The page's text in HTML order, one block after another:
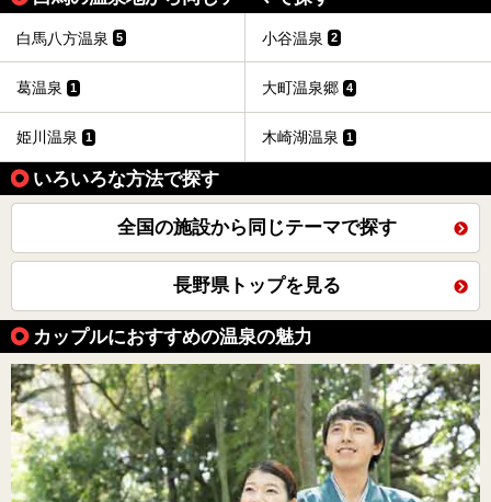
白馬八方温泉 5 小谷温泉 2
葛温泉 1 大町温泉郷 4
姫川温泉 1 木崎湖温泉 1
いろいろな方法で探す
全国の施設から同じテーマで探す
長野県トップを見る
カップルにおすすめの温泉の魅力